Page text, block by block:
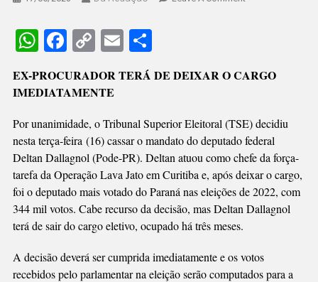
MANDATO
WhatsApp
Facebook
CopyEmailShare
EX-PROCURADOR TERÁ DE DEIXAR O CARGO
IMEDIATAMENTE
Por unanimidade, o Tribunal Superior Eleitoral (TSE) decidiu
nesta terça-feira (16) cassar o mandato do deputado federal
Deltan Dallagnol (Pode-PR). Deltan atuou como chefe da força-
tarefa da Operação Lava Jato em Curitiba e, após deixar o cargo,
foi o deputado mais votado do Paraná nas eleições de 2022, com
344 mil votos. Cabe recurso da decisão, mas Deltan Dallagnol
terá de sair do cargo eletivo, ocupado há três meses.
A decisão deverá ser cumprida imediatamente e os votos
recebidos pelo parlamentar na eleição serão computados para a